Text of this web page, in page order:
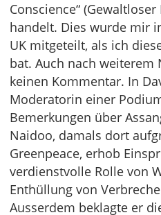
Conscience“
handelt. Dies wurde mir
UK mitgeteilt, als ich
bat. Auch nach weiterem
keinen Kommentar. In
Moderatorin einer
Bemerkungen über
Naidoo, damals dort
Greenpeace, erhob
verdienstvolle Rolle von
Enthüllung von
Ausserdem beklagte er